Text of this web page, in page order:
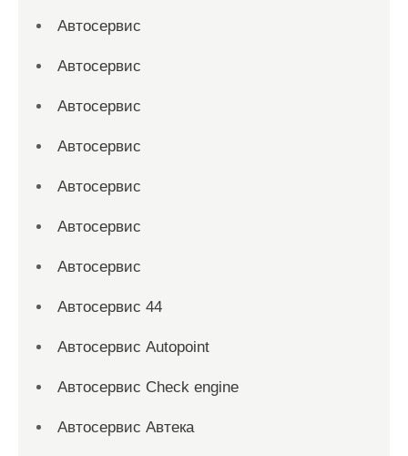
Автосервис
Автосервис
Автосервис
Автосервис
Автосервис
Автосервис
Автосервис
Автосервис 44
Автосервис Autopoint
Автосервис Check engine
Автосервис Автека